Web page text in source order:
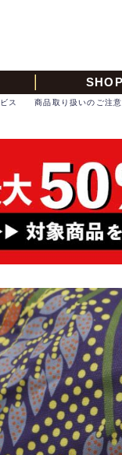
商品取り扱いのご注意
ス